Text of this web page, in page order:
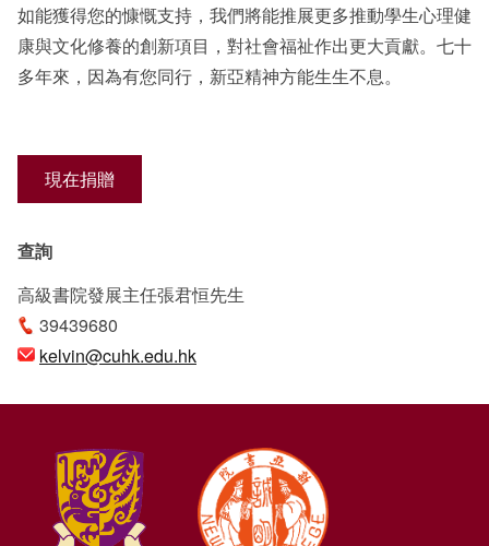
如能獲得您的慷慨支持，我們將能推展更多推動學生心理健
康與文化修養的創新項目，對社會福祉作出更大貢獻。七十
多年來，因為有您同行，新亞精神方能生生不息。
現在捐贈
查詢
高級書院發展主任張君恒先生
39439680
kelvin@cuhk.edu.hk